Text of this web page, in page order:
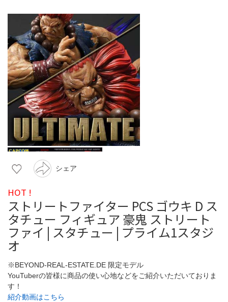
シェア
HOT !
ストリートファイター PCS ゴウキ D ス
タチュー フィギュア 豪鬼 ストリート
ファイ | スタチュー | プライム1スタジ
オ
※BEYOND-REAL-ESTATE.DE 限定モデル
YouTuberの皆様に商品の使い心地などをご紹介いただいておりま
す！
紹介動画はこちら